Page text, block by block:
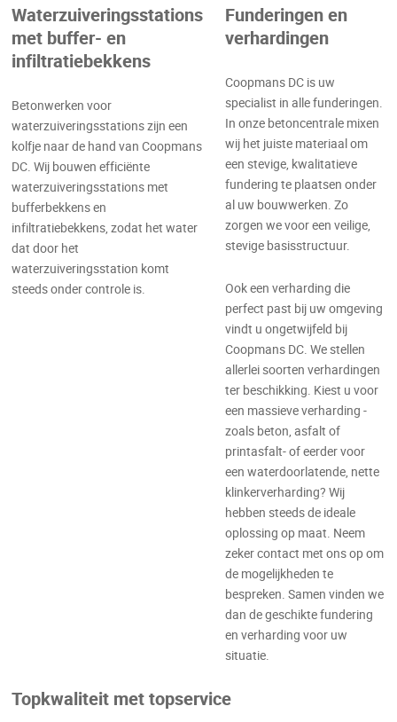
Waterzuiveringsstations
met buffer- en
infiltratiebekkens
Betonwerken voor
waterzuiveringsstations zijn een
kolfje naar de hand van Coopmans
DC. Wij bouwen efficiënte
waterzuiveringsstations met
bufferbekkens en
infiltratiebekkens, zodat het water
dat door het
waterzuiveringsstation komt
steeds onder controle is.
Funderingen en
verhardingen
Coopmans DC is uw
specialist in alle funderingen.
In onze betoncentrale mixen
wij het juiste materiaal om
een stevige, kwalitatieve
fundering te plaatsen onder
al uw bouwwerken. Zo
zorgen we voor een veilige,
stevige basisstructuur.
Ook een verharding die
perfect past bij uw omgeving
vindt u ongetwijfeld bij
Coopmans DC. We stellen
allerlei soorten verhardingen
ter beschikking. Kiest u voor
een massieve verharding -
zoals beton, asfalt of
printasfalt- of eerder voor
een waterdoorlatende, nette
klinkerverharding? Wij
hebben steeds de ideale
oplossing op maat. Neem
zeker contact met ons op om
de mogelijkheden te
bespreken. Samen vinden we
dan de geschikte fundering
en verharding voor uw
situatie.
Topkwaliteit met topservice